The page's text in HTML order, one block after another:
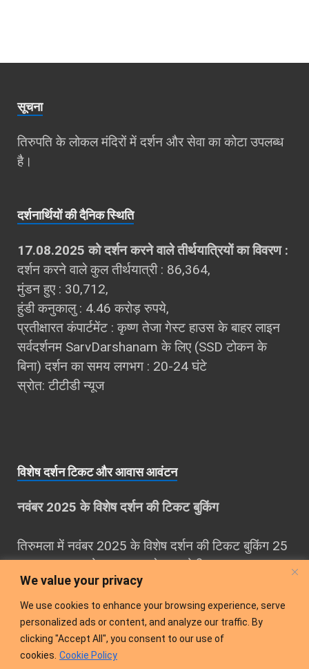
We value your privacy
We use cookies to enhance your browsing experience, serve
personalized ads or content, and analyze our traffic. By
clicking "Accept All", you consent to our use of
cookies. Cookie Policy
सूचना
तिरुपति के लोकल मंदिरों में दर्शन और सेवा का कोटा उपलब्‍ध
है।
दर्शना‍र्थियों की दैनिक स्थिति
17.08.2025 को दर्शन करने वाले तीर्थयात्रियों का विवरण :
दर्शन करने वाले कुल तीर्थयात्री : 86,364,
मुंडन हुए : 30,712,
हुंडी कनुकालु : 4.46 करोड़ रुपये,
प्रतीक्षारत कंपार्टमेंट : कृष्ण तेजा गेस्ट हाउस के बाहर लाइन
सर्वदर्शनम SarvDarshanam के लिए (SSD टोकन के
बिना) दर्शन का समय लगभग : 20-24 घंटे
स्रोत: टीटीडी न्यूज
विशेष दर्शन टिकट और आवास आवंटन
नवंबर 2025 के विशेष दर्शन की टिकट बुकिंग
तिरुमला में नवंबर 2025 के विशेष दर्शन की टिकट बुकिंग 25
अगस्‍त 2025 को सुबह 10 बजे शुरू होगी।
नवंबर माह का आवास कोटा 25 अगस्‍त 2025 को दोपहर 3
बजे उपलध होगा।
अधिक जानकारी के लिए देखें